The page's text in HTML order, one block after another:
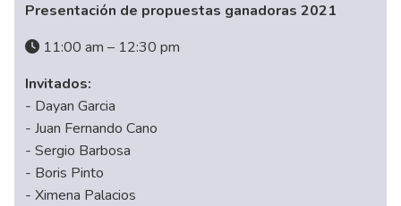
Presentación de propuestas ganadoras 2021
11:00 am – 12:30 pm
Invitados:
- Dayan Garcia
- Juan Fernando Cano
- Sergio Barbosa
- Boris Pinto
- Ximena Palacios